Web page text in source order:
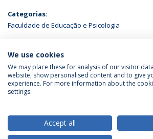
Categorias:
Faculdade de Educação e Psicologia
ÚLTIMAS NOTÍCIAS
Política de Privacidade
Termos
We use cookies
We may place these for analysis of our visitor
website, show personalised content and to give
experience. For more information about the
settings.
Accept all